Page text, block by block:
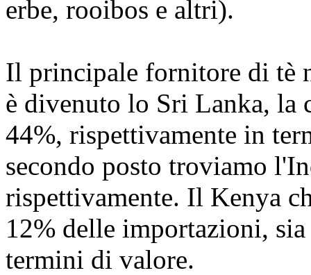
erbe, rooibos e altri).
Il principale fornitore di tè
è divenuto lo Sri Lanka, la
44%, rispettivamente in
secondo posto troviamo
rispettivamente. Il Kenya
12% delle importazioni,
termini di valore.